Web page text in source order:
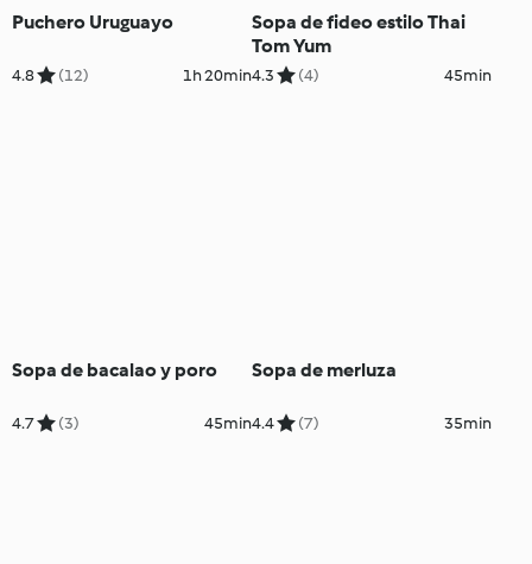
Puchero Uruguayo
4.8 (12) 1h 20min
Sopa de fideo estilo Thai
Tom Yum
4.3 (4) 45min
Sopa de bacalao y poro
4.7 (3) 45min
Sopa de merluza
4.4 (7) 35min